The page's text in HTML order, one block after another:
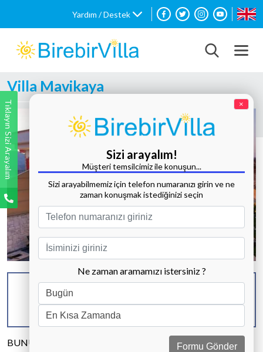
Yardım / Destek
Villa Mavikaya
Tüm Fotoğrafları Göster
KAPASİTE
6 KİŞİ
BANYO & WC
3 ADET
YATAK ODASI
BUNU PAYLAŞ
Tıklayın Sizi Arayalım ×
Sizi arayalım!
Müşteri temsilcimiz ile konuşun...
Sizi arayabilmemiz için telefon numaranızı girin ve ne
zaman konuşmak istediğinizi seçin
Ne zaman aramamızı istersiniz ?
Formu Gönder